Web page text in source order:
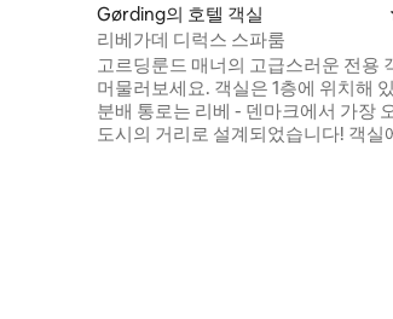
Gørding의 호텔 객실
리베가데 디럭스 스파룸
고르딩룬드 매너의 고급스러운 전용
머물러보세요. 객실은 1층에 위치해
분배 통로는 리베 - 덴마크에서 가장
도시의 거리로 설계되었습니다! 객실